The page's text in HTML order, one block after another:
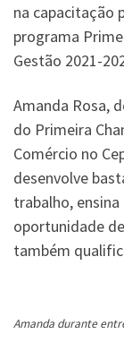
na capacitação
programa
Gestão 2021-
Amanda Rosa,
do Primeira
Comércio no
desenvolve
trabalho,
oportunidade
também
Amanda durante